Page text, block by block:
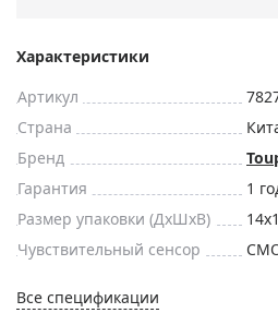
Характеристики
Артикул
Страна
Бренд
Гарантия
1
Размер упаковки (ДxШxВ)
Чувствительный сенсор
Все спецификации